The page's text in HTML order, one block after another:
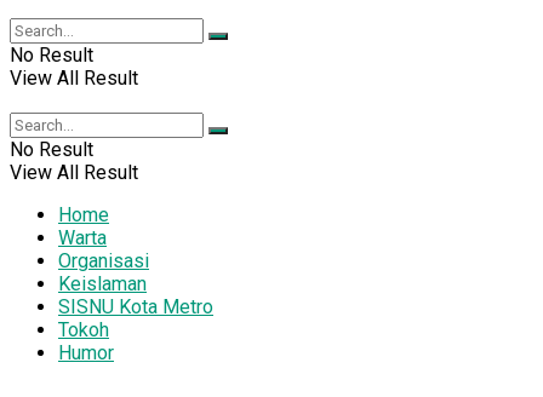
No Result
View All Result
No Result
View All Result
Home
Warta
Organisasi
Keislaman
SISNU Kota Metro
Tokoh
Humor